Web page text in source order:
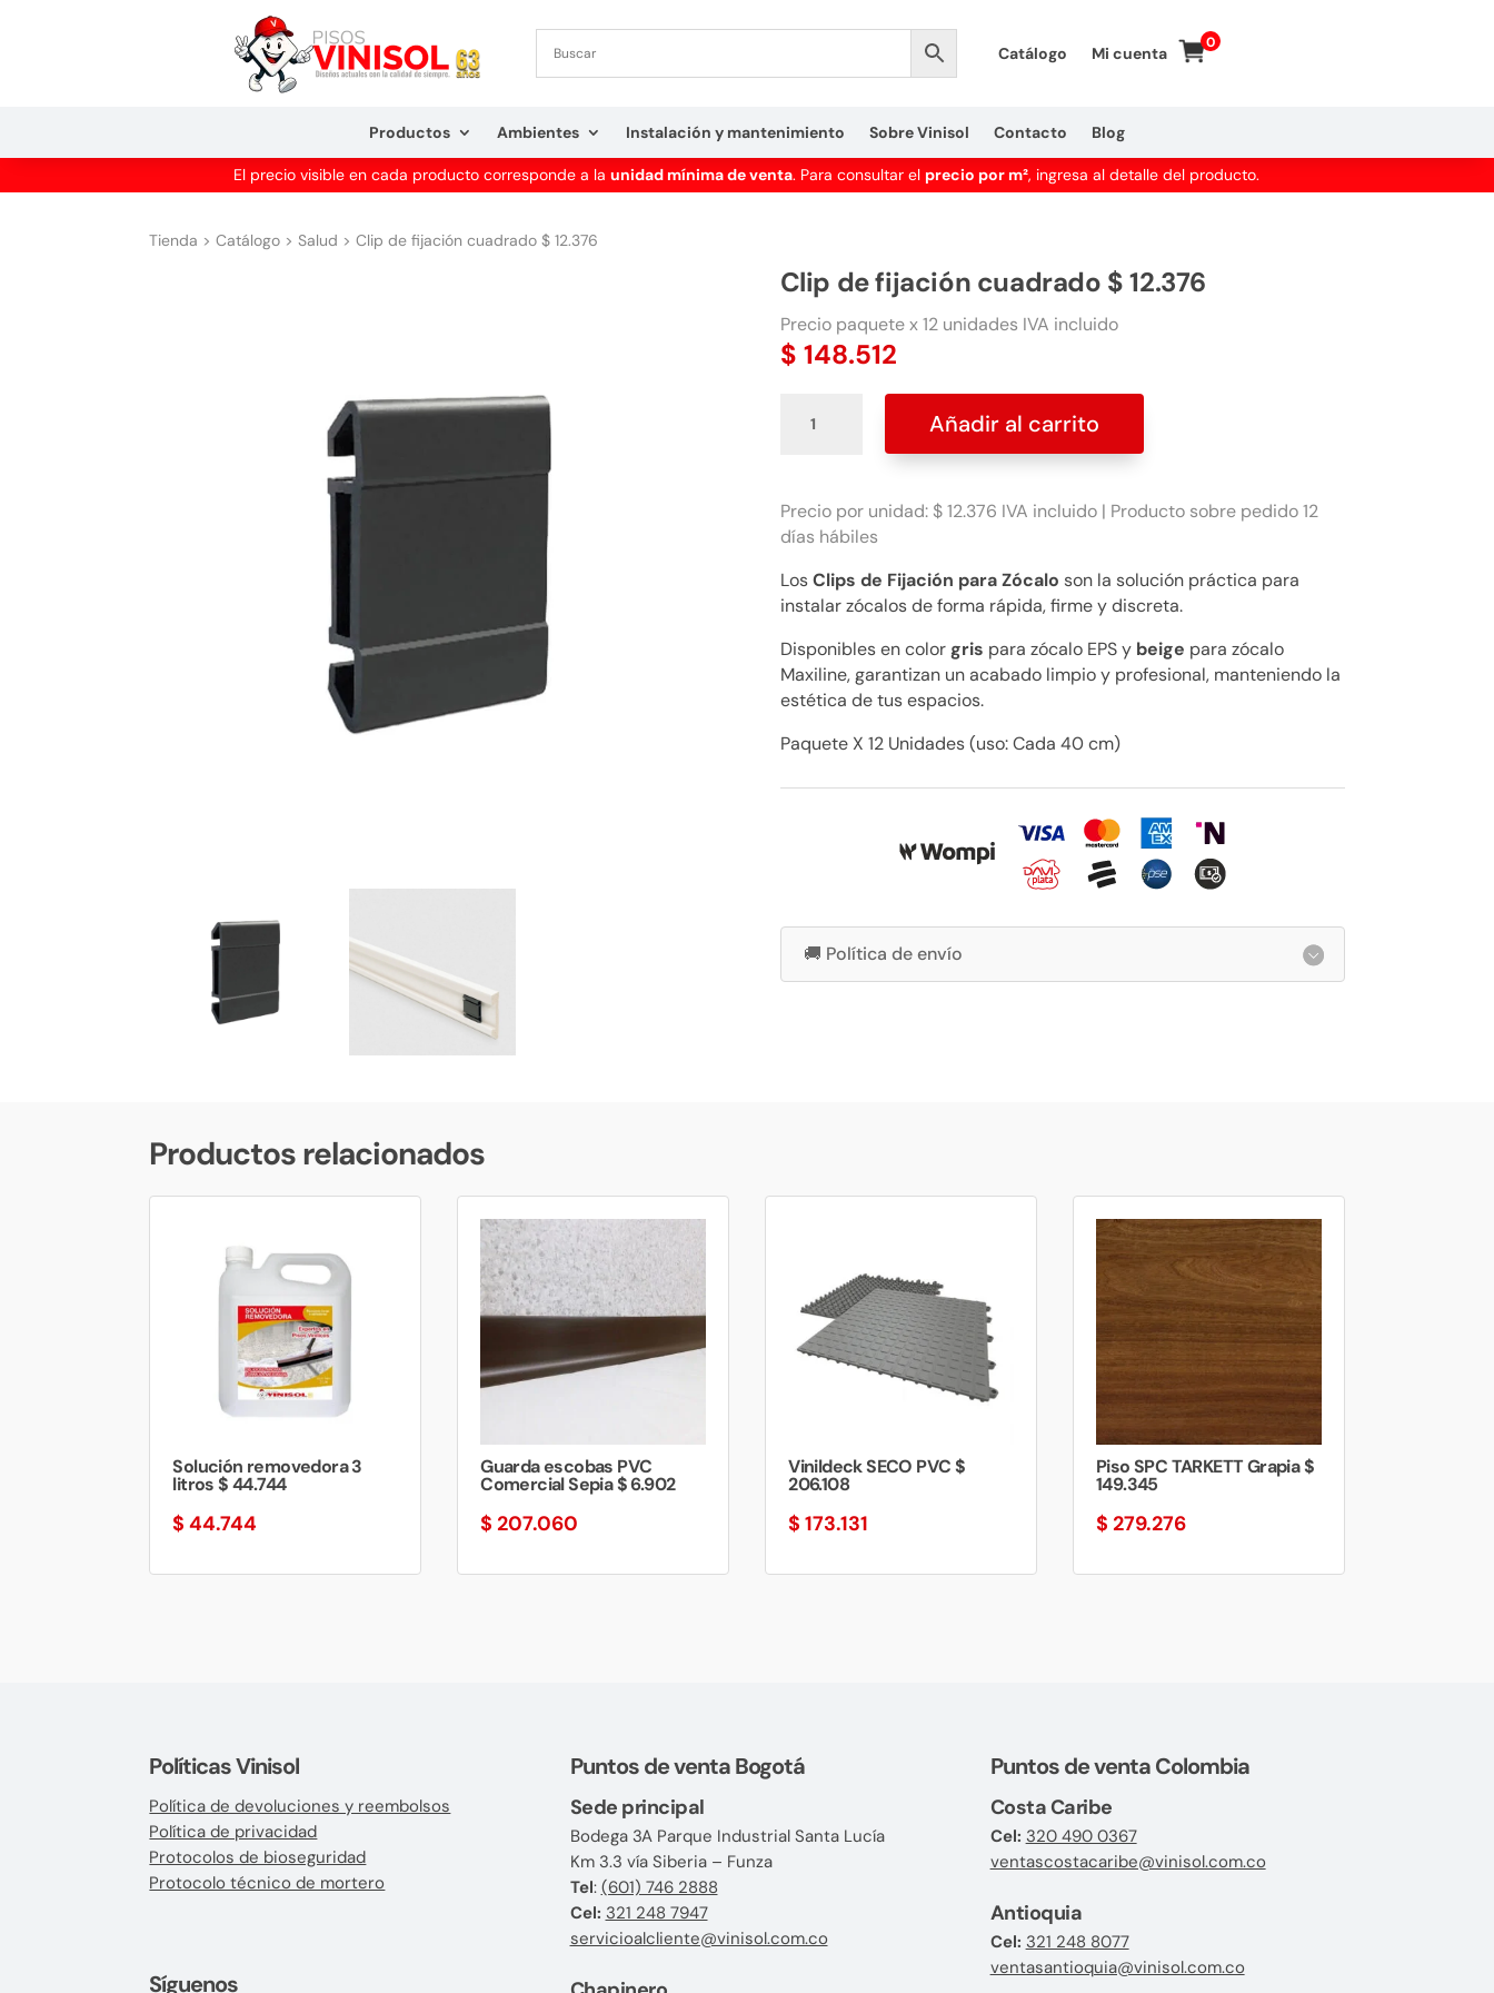
Catálogo Mi cuenta
0
Productos Ambientes Instalación y mantenimiento Sobre Vinisol Contacto Blog
El precio visible en cada producto corresponde a launidad mínima de venta. Para consultar el precio por m², ingresa al detalle del producto.
Tienda >Catálogo >Salud >Clip de fijación cuadrado $ 12.376
Clip de fijación cuadrado $ 12.376
Precio paquete x 12 unidades IVA incluido
$ 148.512
$
12.376
Añadir al carrito
Precio por unidad: $ 12.376 IVA incluido | Producto sobre pedido 12
días hábiles
LosClips de Fijación para Zócalo son la solución práctica para
instalar zócalos de forma rápida, firme y discreta.
Disponibles en colorgris para zócalo EPS y beige para zócalo
Maxiline, garantizan un acabado limpio y profesional, manteniendo la
estética de tus espacios.
Paquete X 12 Unidades (uso: Cada 40 cm)
🚚 Política de envío
Productos relacionados
Solución removedora 3
litros $ 44.744
$ 44.744
Guarda escobas PVC
Comercial Sepia $ 6.902
$ 207.060
Vinildeck SECO PVC $
206.108
$ 173.131
Piso SPC TARKETT Grapia $
149.345
$ 279.276
Políticas Vinisol
Política de devoluciones y reembolsos
Política de privacidad
Protocolos de bioseguridad
Protocolo técnico de mortero
Síguenos
Puntos de venta Bogotá
Sede principal
Bodega 3A Parque Industrial Santa Lucía
Km 3.3 vía Siberia – Funza
Tel: (601) 746 2888
Cel: 321 248 7947
servicioalcliente@vinisol.com.co
Puntos de venta Colombia
Costa Caribe
Cel: 320 490 0367
ventascostacaribe@vinisol.com.co
Antioquia
Cel: 321 248 8077
ventasantioquia@vinisol.com.co